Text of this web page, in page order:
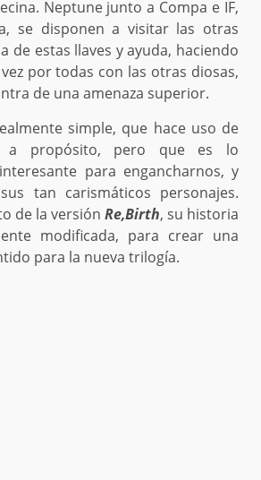
Neptune junto a Compa e IF,
se disponen a visitar las otras
de estas llaves y ayuda, haciendo
por todas con las otras diosas,
de una amenaza superior.
simple, que hace uso de
a propósito, pero que es lo
para engancharnos, y
tan carismáticos personajes.
de la versión Re,Birth, su historia
modificada, para crear una
para la nueva trilogía.